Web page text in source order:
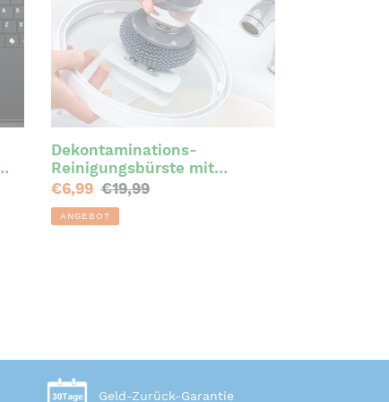
Dekontaminations-
Reinigungsbürste mit
Druckfunktion
Sonderpreis
€6,99 Normaler
Preis
€19,99
ANGEBOT
Geld-Zurück-Garantie